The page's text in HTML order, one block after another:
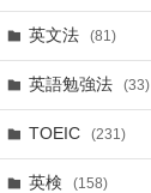
英文法 (81)
英語勉強法 (33)
TOEIC (231)
英検 (158)